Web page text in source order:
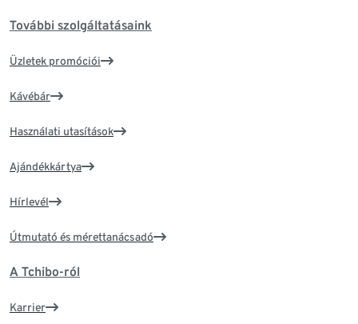
További szolgáltatásaink
Üzletek promóciói
Kávébár
Használati utasítások
Ajándékkártya
Hírlevél
Útmutató és mérettanácsadó
A Tchibo-ról
Karrier